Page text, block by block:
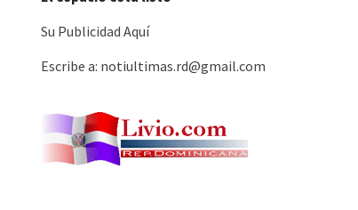
Su Publicidad Aquí
Escribe a: notiultimas.rd@gmail.com